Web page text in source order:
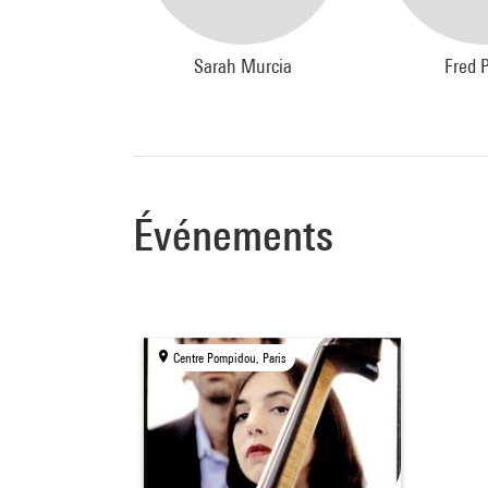
Sarah Murcia Fred
Événements
Centre Pompidou, Paris